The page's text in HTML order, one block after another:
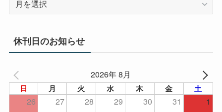
イ
ブ
休刊日のお知らせ
2026年 8月
日 月 火 水 木 金 土
26 27 28 29 30 31
1